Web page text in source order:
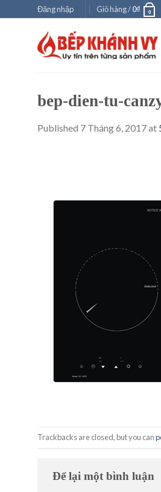
to
Đăng nhập Giỏ hàng /0₫ 0
bep-dien-tu-
Published 7 Tháng 6, 2017at
Trackbacks are closed, but you can
Để lại một bình luận